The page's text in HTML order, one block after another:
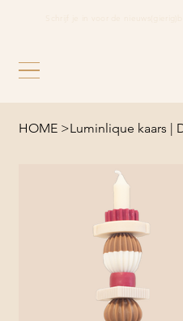
HOME >Luminlique kaars |